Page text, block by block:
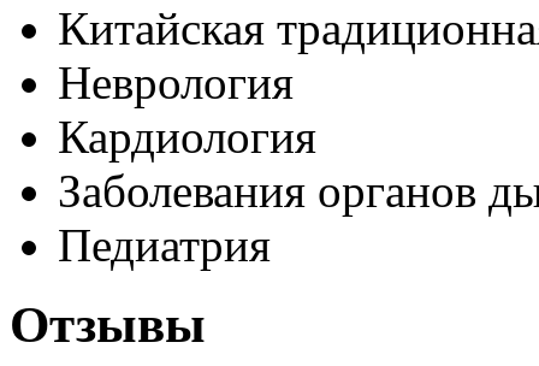
Китайская
Неврология
Кардиология
Заболевания органов
Педиатрия
Отзывы